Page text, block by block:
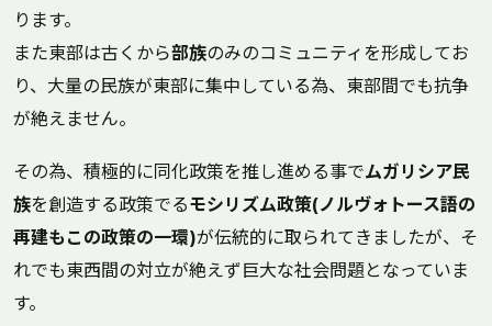
ります。
また東部は古くから部族のみのコミュニティを形成してお
り、大量の民族が東部に集中している為、東部間でも抗争
が絶えません。
その為、積極的に同化政策を推し進める事でムガリシア民
族を創造する政策でるモシリズム政策(ノルヴォトース語の
再建もこの政策の一環)が伝統的に取られてきましたが、そ
れでも東西間の対立が絶えず巨大な社会問題となっていま
す。